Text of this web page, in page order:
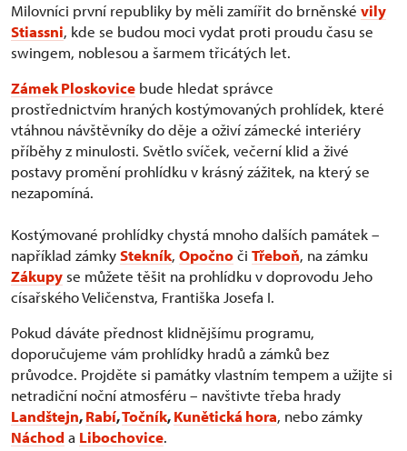
Milovníci první republiky by měli zamířit do brněnské vily
Stiassni, kde se budou moci vydat proti proudu času se
swingem, noblesou a šarmem třicátých let.
Zámek Ploskovice bude hledat správce
prostřednictvím hraných kostýmovaných prohlídek, které
vtáhnou návštěvníky do děje a oživí zámecké interiéry
příběhy z minulosti. Světlo svíček, večerní klid a živé
postavy promění prohlídku v krásný zážitek, na který se
nezapomíná.
Kostýmované prohlídky chystá mnoho dalších památek –
například zámkyStekník, Opočnoči Třeboň, na zámku
Zákupy se můžete těšit na prohlídku v doprovodu Jeho
císařského Veličenstva, Františka Josefa I.
Pokud dáváte přednost klidnějšímu programu,
doporučujeme vám prohlídky hradů a zámků bez
průvodce. Projděte si památky vlastním tempem a užijte si
netradiční noční atmosféru – navštivte třeba hrady
Landštejn,Rabí,Točník,Kunětická hora, nebo zámky
Náchoda Libochovice.